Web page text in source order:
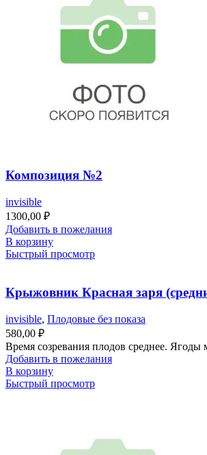
Композиция №2
invisible
1300,00 ₽
Добавить в пожелания
В корзину
Быстрый просмотр
Крыжовник Красная заря
invisible, Плодовые без показа
580,00 ₽
Время созревания плодов среднее. Ягоды
Добавить в пожелания
В корзину
Быстрый просмотр